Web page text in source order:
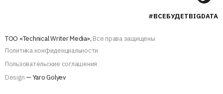
#ВСЕБУДЕТBIGDATA
ТОО «Technical Writer Media», Все права защищены
Политика конфиденциальности
Пользовательские соглашения
Design — Yaro Golyev